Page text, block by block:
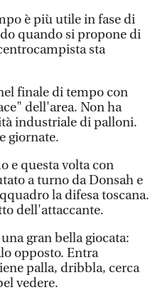
è più utile in fase di
quando si propone di
sta
finale di tempo con
dell'area. Non ha
industriale di palloni.
giornate.
e questa volta con
a turno da Donsah e
la difesa toscana.
dell'attaccante.
gran bella giocata:
opposto. Entra
palla, dribbla, cerca
vedere.